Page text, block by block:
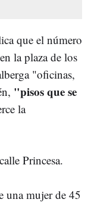
que el número
la plaza de los
"oficinas,
"pisos que se
la
Princesa.
una mujer de 45